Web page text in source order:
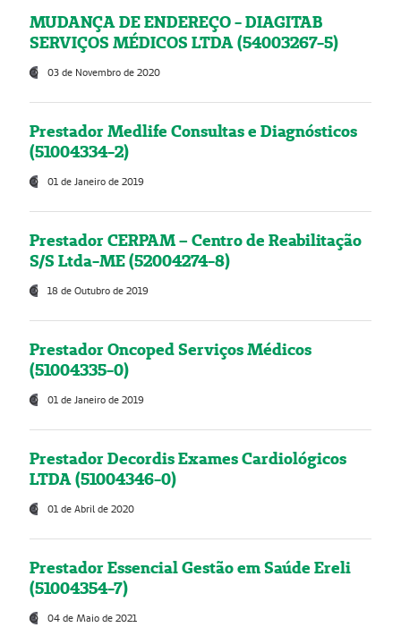
MUDANÇA DE ENDEREÇO - DIAGITAB
SERVIÇOS MÉDICOS LTDA (54003267-5)
03 de Novembro de 2020
Prestador Medlife Consultas e Diagnósticos
(51004334-2)
01 de Janeiro de 2019
Prestador CERPAM – Centro de Reabilitação
S/S Ltda-ME (52004274-8)
18 de Outubro de 2019
Prestador Oncoped Serviços Médicos
(51004335-0)
01 de Janeiro de 2019
Prestador Decordis Exames Cardiológicos
LTDA (51004346-0)
01 de Abril de 2020
Prestador Essencial Gestão em Saúde Ereli
(51004354-7)
04 de Maio de 2021